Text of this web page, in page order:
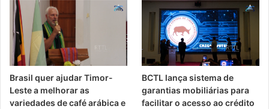
Brasil quer ajudar Timor-
Leste a melhorar as
variedades de café arábica e
BCTL lança sistema de
garantias mobiliárias para
facilitar o acesso ao crédito